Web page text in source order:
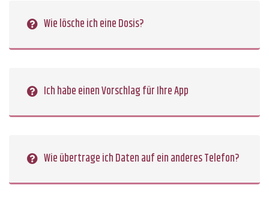
Wie lösche ich eine Dosis?
Ich habe einen Vorschlag für Ihre App
Wie übertrage ich Daten auf ein anderes Telefon?